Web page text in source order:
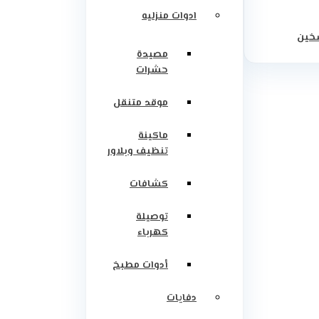
ادوات منزليه
مصيدة
حشرات
موقد متنقل
ماكينة
تنظيف وبلاور
كشافات
توصيلة
كهرباء
أدوات مطبخ
دفايات